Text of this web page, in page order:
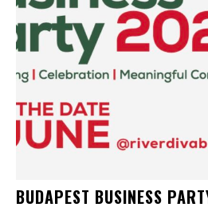
BUDAPEST BUSINESS